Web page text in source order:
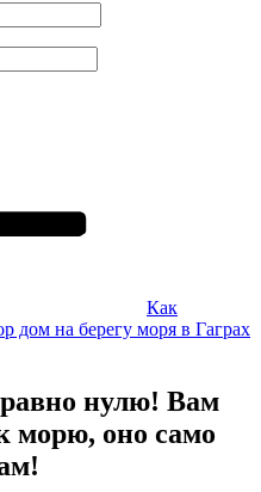
Как
дом на берегу моря в Гаграх
нулю! Вам
морю, оно само